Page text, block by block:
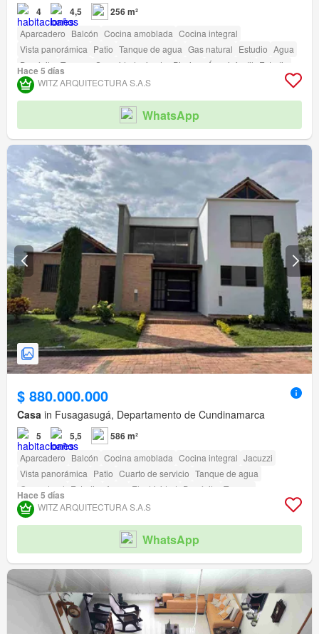
4 4,5 256 m²
Aparcadero Balcón Cocina amoblada Cocina integral
Vista panorámica Patio Tanque de agua Gas natural Estudio Agua
Depósito Terraza Seguridad privada Piscina Área infantil Estudio
Jardín Vigilante Barbecue Acceso para personas con discapacidad
Hace 5 días
WITZ ARQUITECTURA S.A.S
WhatsApp
$ 880.000.000
Casa in Fusagasugá, Departamento de Cundinamarca
5 5,5 586 m²
Aparcadero Balcón Cocina amoblada Cocina integral Jacuzzi
Vista panorámica Patio Cuarto de servicio Tanque de agua
Gas natural Estudio Agua Electricidad Depósito
Terraza
Seguridad privada Gimnasio Piscina
Estudio
Jardín
Hace 5 días
WITZ ARQUITECTURA S.A.S
WhatsApp